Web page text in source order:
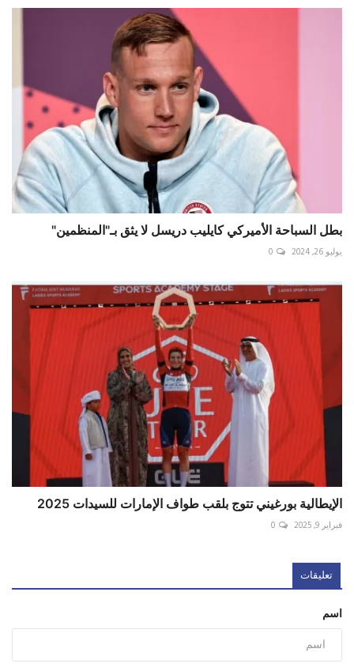
بطل السباحة الأميركي كايليب دريسل لا يثق بـ"المنظمين"
يوليو 26, 2024 0
الإيطالية بورغيني تتوج بلقب طواف الإمارات للسيدات 2025
فبراير 9, 2025 0
تعليقات
اسم